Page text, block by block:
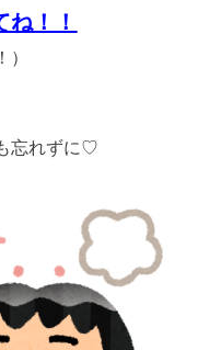
！！
忘れずに♡